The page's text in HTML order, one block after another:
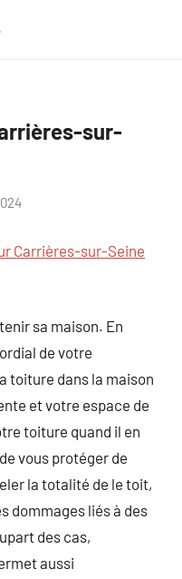
sur-
Carrières-sur-Seine
sa maison. En
de votre
toiture dans la maison
et votre espace de
toiture quand il en
vous protéger de
la totalité de le toit,
dommages liés à des
des cas,
aussi